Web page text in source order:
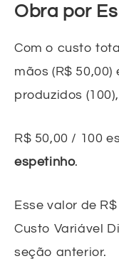
Obra por
Com o custo
mãos (R$
produzidos
R$ 50,00 / 100
espetinho.
Esse valor de
Custo Variável
seção anterior.